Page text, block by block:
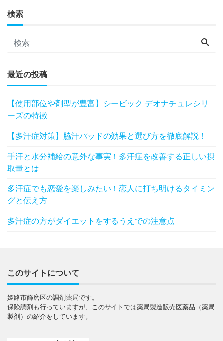
検索
最近の投稿
【使用部位や剤型が豊富】シービック デオナチュレシリ
ーズの特徴
【多汗症対策】脇汗パッドの効果と選び方を徹底解説！
手汗と水分補給の意外な事実！多汗症を改善する正しい摂
取量とは
多汗症でも恋愛を楽しみたい！恋人に打ち明けるタイミン
グと伝え方
多汗症の方がダイエットをするうえでの注意点
このサイトについて
姫路市飾磨区の調剤薬局です。
保険調剤も行っていますが、このサイトでは薬局製造販売医薬品（薬局
製剤）の紹介をしています。